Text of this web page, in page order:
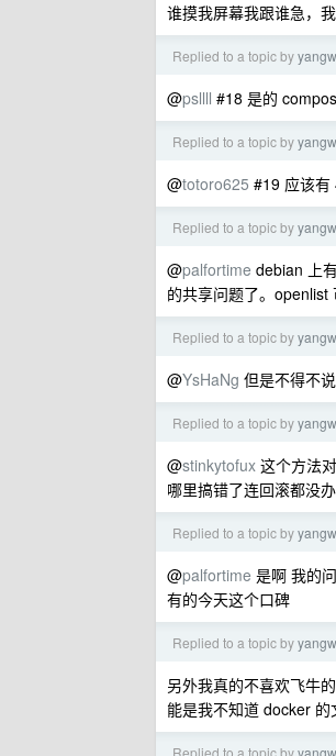
谁摸我屏幕我跟谁急，
Replied to a topic by
@psllll #18 是的
Replied to a topic by
@totoro625 #19 应该有
Replied to a topic by
@palfortime debian 上
的共享问题了。openlist
Replied to a topic by
@YsHaNg 但是不得不
Replied to a topic by
@stinkytofux 这个方法
哪里搞错了连回滚都没
Replied to a topic by
@palfortime 是啊 我的
有的今天这个口碑
Replied to a topic by
另外我真的不喜欢飞牛
能是我不知道 docker 的
Replied to a topic by